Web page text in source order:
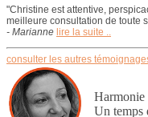
"Christine est attentive,
meilleure consultation de toute
- Marianne lire la suite ..
consulter les autres
Harmonie
Un temps